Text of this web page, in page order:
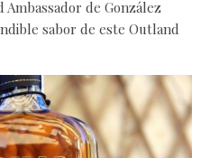
de González
sabor de este Outland